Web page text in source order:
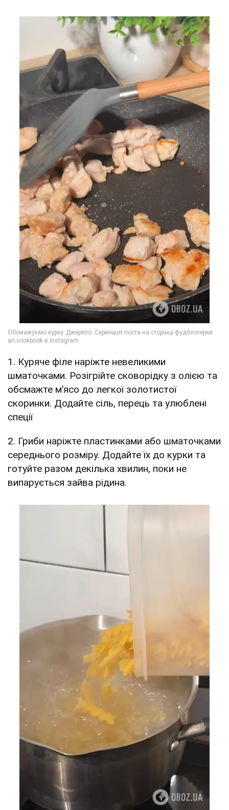
1. Куряче філе наріжте невеликими
шматочками. Розігрійте сковорідку з олією та
обсмажте м’ясо до легкої золотистої
скоринки. Додайте сіль, перець та улюблені
спеції
2. Гриби наріжте пластинками або шматочками
середнього розміру. Додайте їх до курки та
готуйте разом декілька хвилин, поки не
випарується зайва рідина.